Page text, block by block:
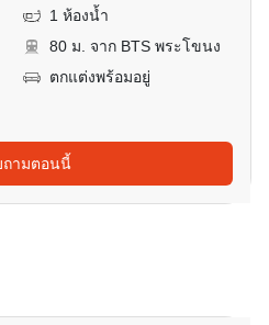
1 ห้องน้ำ
80 ม. จาก BTS พระโขนง
ตกแต่งพร้อมอยู่
ถามตอนนี้